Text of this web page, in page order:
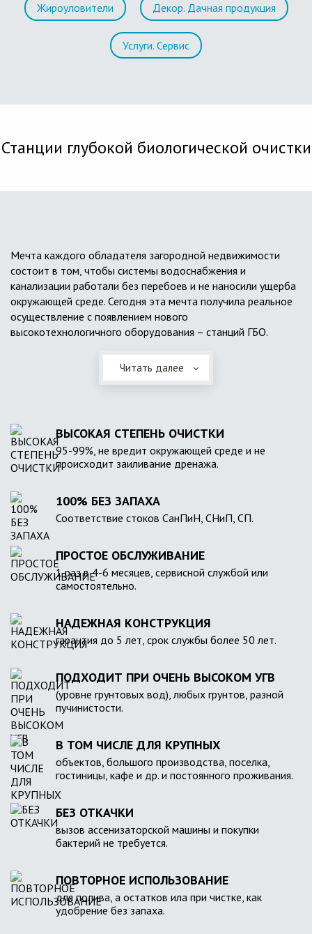
Жироуловители Декор. Дачная продукция
Услуги. Сервис
Станции глубокой биологической очистки
Мечта каждого обладателя загородной недвижимости
состоит в том, чтобы системы водоснабжения и
канализации работали без перебоев и не наносили ущерба
окружающей среде. Сегодня эта мечта получила реальное
осуществление с появлением нового
высокотехнологичного оборудования – станций ГБО.
Читать далее
ВЫСОКАЯ СТЕПЕНЬ ОЧИСТКИ
95-99%, не вредит окружающей среде и не
происходит заиливание дренажа.
100% БЕЗ ЗАПАХА
Соответствие стоков СанПиН, СНиП, СП.
ПРОСТОЕ ОБСЛУЖИВАНИЕ
1 раз в 4-6 месяцев, сервисной службой или
самостоятельно.
НАДЕЖНАЯ КОНСТРУКЦИЯ
гарантия до 5 лет, срок службы более 50 лет.
ПОДХОДИТ ПРИ ОЧЕНЬ ВЫСОКОМ УГВ
(уровне грунтовых вод), любых грунтов, разной
пучинистости.
В ТОМ ЧИСЛЕ ДЛЯ КРУПНЫХ
объектов, большого производства, поселка,
гостиницы, кафе и др. и постоянного проживания.
БЕЗ ОТКАЧКИ
вызов ассенизаторской машины и покупки
бактерий не требуется.
ПОВТОРНОЕ ИСПОЛЬЗОВАНИЕ
для полива, а остатков ила при чистке, как
удобрение без запаха.